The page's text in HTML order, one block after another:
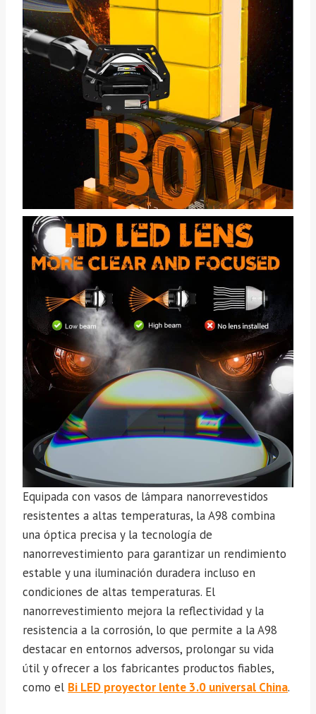
Equipada con vasos de lámpara nanorrevestidos
resistentes a altas temperaturas, la A98 combina
una óptica precisa y la tecnología de
nanorrevestimiento para garantizar un rendimiento
estable y una iluminación duradera incluso en
condiciones de altas temperaturas. El
nanorrevestimiento mejora la reflectividad y la
resistencia a la corrosión, lo que permite a la A98
destacar en entornos adversos, prolongar su vida
útil y ofrecer a los fabricantes productos fiables,
como el Bi LED proyector lente 3.0 universal China.